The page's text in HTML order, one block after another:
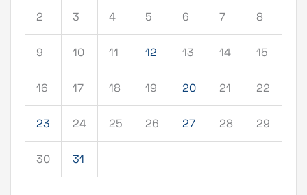
2 3 4 5 6 7 8
9 10 11 12 13 14 15
16 17 18 19 20 21 22
23 24 25 26 27 28 29
30 31